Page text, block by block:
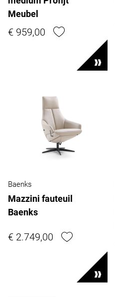
Meubel
€ 959,00
Baenks
Mazzini fauteuil
Baenks
€ 2.749,00